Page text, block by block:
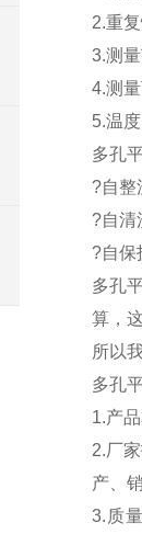
2.重
3.测
4.测
5.温
多孔
?自整
?自清
?自保
多孔
算，
所以
多孔
1.产
2.厂
产、
3.质